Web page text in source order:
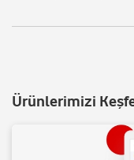
Ürünlerimizi